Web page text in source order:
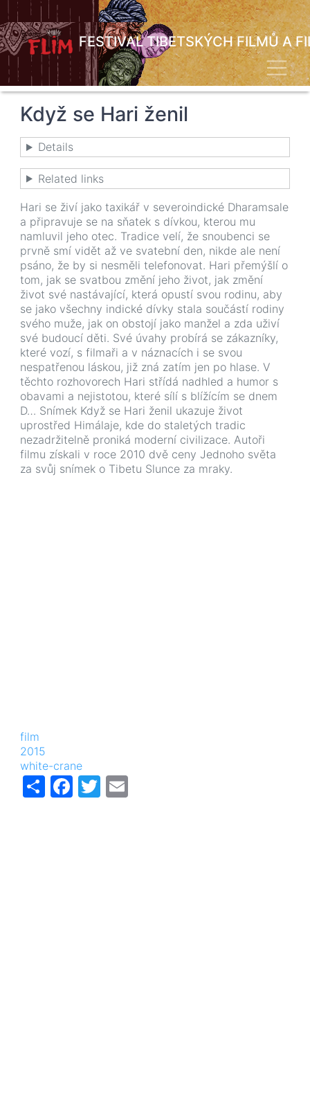
Přejít
k
hlavnímu
obsahu
FESTIVAL TIBETSKÝCH FILMŮ A
Když se Hari ženil
Details
Related links
Hari se živí jako taxikář v severoindické Dharamsale
a připravuje se na sňatek s dívkou, kterou mu
namluvil jeho otec. Tradice velí, že snoubenci se
prvně smí vidět až ve svatební den, nikde ale není
psáno, že by si nesměli telefonovat. Hari přemýšlí o
tom, jak se svatbou změní jeho život, jak změní
život své nastávající, která opustí svou rodinu, aby
se jako všechny indické dívky stala součástí rodiny
svého muže, jak on obstojí jako manžel a zda uživí
své budoucí děti. Své úvahy probírá se zákazníky,
které vozí, s filmaři a v náznacích i se svou
nespatřenou láskou, již zná zatím jen po hlase. V
těchto rozhovorech Hari střídá nadhled a humor s
obavami a nejistotou, které sílí s blížícím se dnem
D… Snímek Když se Hari ženil ukazuje život
uprostřed Himálaje, kde do staletých tradic
nezadržitelně proniká moderní civilizace. Autoři
filmu získali v roce 2010 dvě ceny Jednoho světa
za svůj snímek o Tibetu Slunce za mraky.
film
2015
white-crane
ShareFacebook
Twitter